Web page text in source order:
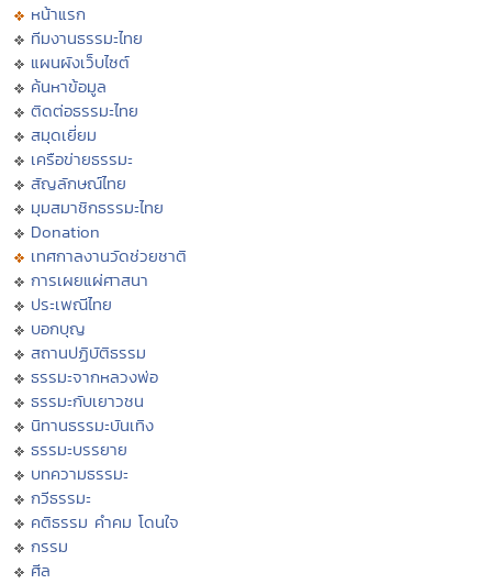
หน้าแรก
ทีมงานธรรมะไทย
แผนผังเว็บไซต์
ค้นหาข้อมูล
ติดต่อธรรมะไทย
สมุดเยี่ยม
เครือข่ายธรรมะ
สัญลักษณ์ไทย
มุมสมาชิกธรรมะไทย
Donation
เทศกาลงานวัดช่วยชาติ
การเผยแผ่ศาสนา
ประเพณีไทย
บอกบุญ
สถานปฏิบัติธรรม
ธรรมะจากหลวงพ่อ
ธรรมะกับเยาวชน
นิทานธรรมะบันเทิง
ธรรมะบรรยาย
บทความธรรมะ
กวีธรรมะ
คติธรรม คำคม โดนใจ
กรรม
ศีล